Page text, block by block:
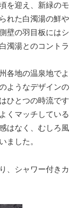
を迎え、新緑のモ
れた白濁湯の鮮や
壁の羽目板にはシ
濁湯とのコントラ
各地の温泉地でよ
ようなデザインの
ひとつの時流です
くマッチしている
はなく、むしろ風
ました。
、シャワー付きカ